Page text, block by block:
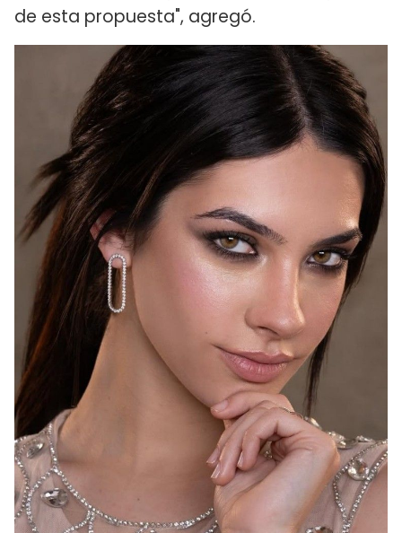
de esta propuesta", agregó.